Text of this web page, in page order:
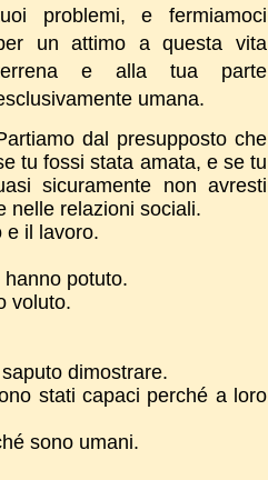
problemi, e fermiamoci
un attimo a questa vita
e alla tua parte
umana.
dal presupposto che
tu fossi stata amata, e se tu
sicuramente non avresti
nelle relazioni sociali.
e il lavoro.
potuto.
voluto.
dimostrare.
stati capaci perché a loro
sono umani.